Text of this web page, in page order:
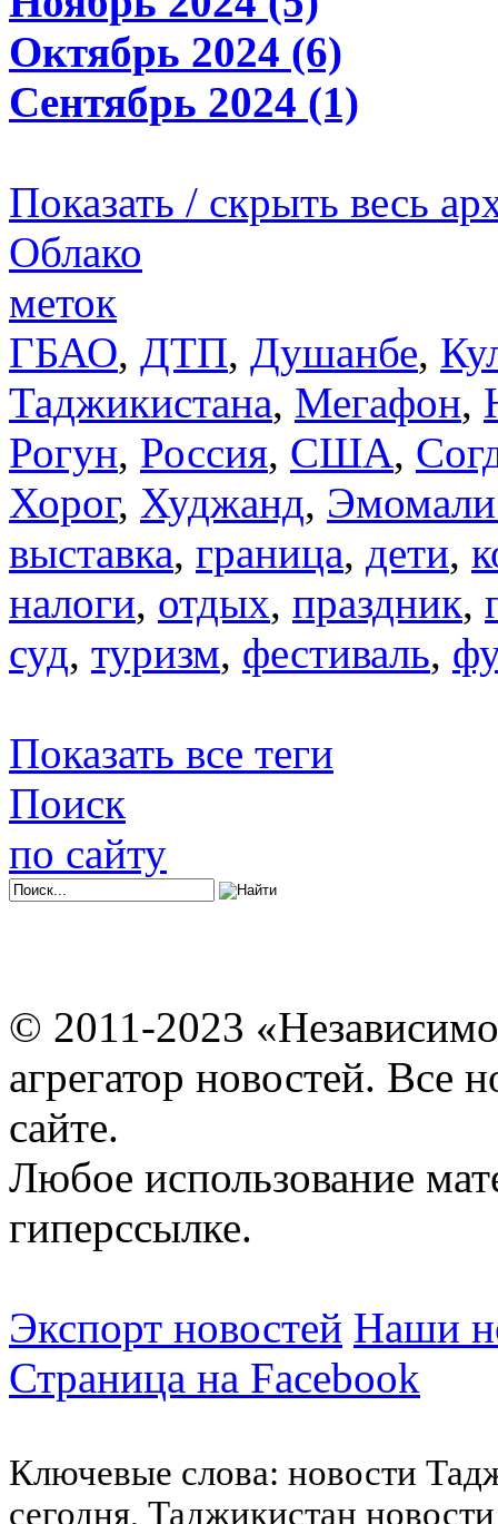
Октябрь 2024 (6)
Сентябрь 2024 (1)
Показать / скрыть весь
Облако
меток
ГБАО, ДТП, Душанбе,
Таджикистана, Мегафон,
Рогун, Россия, США,
Хорог, Худжанд,
выставка, граница, дети,
налоги, отдых, праздник,
суд, туризм, фестиваль,
Показать все теги
Поиск
по сайту
© 2011-2023
агрегатор новостей. Все
сайте.
Любое использование
гиперссылке.
Экспорт новостей Наши
Страница на Facebook
Ключевые слова: новости
сегодня, Таджикистан